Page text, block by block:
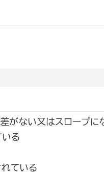
がない又はスロープに
る
ている